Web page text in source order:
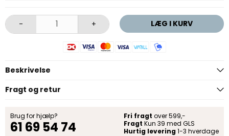
- + LÆG I KURV
Beskrivelse
Fragt og retur
Brug for hjælp?
61 69 54 74
Fri fragt over 599,-
Fragt Kun 39 med GLS
Hurtig levering 1-3 hverdage